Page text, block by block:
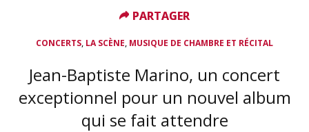
CONCERTS, LA SCÈNE, MUSIQUE DE CHAMBRE ET RÉCITAL
Jean-Baptiste Marino, un concert
exceptionnel pour un nouvel album
qui se fait attendre
PARTAGER
PARTAGER